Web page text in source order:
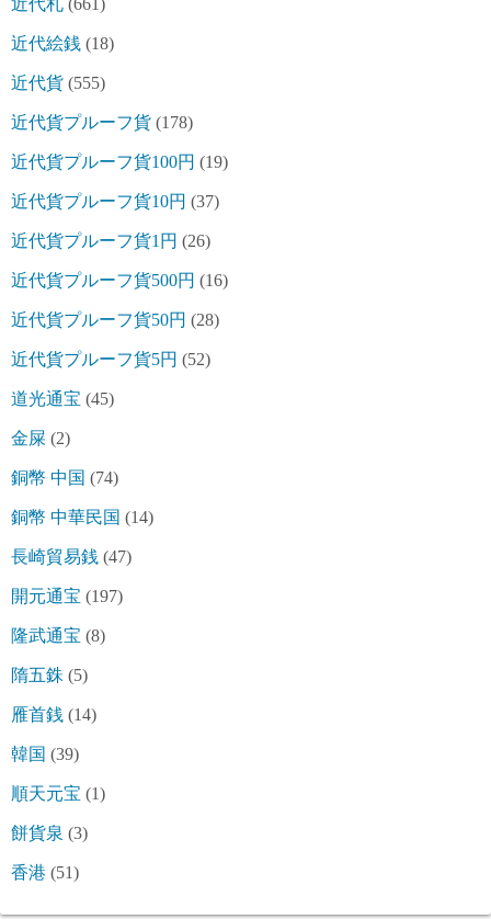
近代絵銭 (18)
近代貨 (555)
近代貨プルーフ貨 (178)
近代貨プルーフ貨100円 (19)
近代貨プルーフ貨10円 (37)
近代貨プルーフ貨1円 (26)
近代貨プルーフ貨500円 (16)
近代貨プルーフ貨50円 (28)
近代貨プルーフ貨5円 (52)
道光通宝 (45)
金屎 (2)
銅幣 中国 (74)
銅幣 中華民国 (14)
長崎貿易銭 (47)
開元通宝 (197)
隆武通宝 (8)
隋五銖 (5)
雁首銭 (14)
韓国 (39)
順天元宝 (1)
餅貨泉 (3)
香港 (51)